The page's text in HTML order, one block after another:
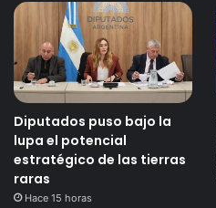
Diputados puso bajo la
lupa el potencial
estratégico de las tierras
raras
Hace 15 horas